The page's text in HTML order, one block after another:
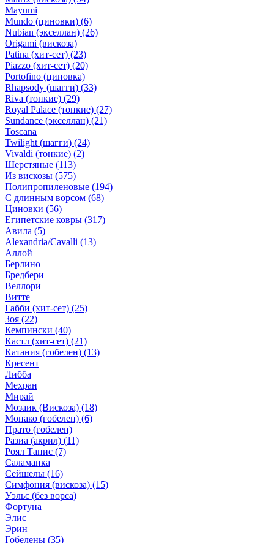
Mayumi
Mundo (циновки) (6)
Nubian (экселлан) (26)
Origami (вискоза)
Patina (хит-сет) (23)
Piazzo (хит-сет) (20)
Portofino (циновка)
Rhapsody (шагги) (33)
Riva (тонкие) (29)
Royal Palace (тонкие) (27)
Sundance (экселлан) (21)
Toscana
Twilight (шагги) (24)
Vivaldi (тонкие) (2)
Шерстяные (113)
Из вискозы (575)
Полипропиленовые (194)
С длинным ворсом (68)
Циновки (56)
Египетские ковры (317)
Авила (5)
Alexandria/Cavalli (13)
Аллой
Берлино
Бредбери
Веллори
Витте
Габби (хит-сет) (25)
Зоя (22)
Кемпински (40)
Кастл (хит-сет) (21)
Катания (гобелен) (13)
Кресент
Либба
Мехран
Мирай
Мозаик (Вискоза) (18)
Монако (гобелен) (6)
Прато (гобелен)
Разиа (акрил) (11)
Роял Тапис (7)
Саламанка
Сейшелы (16)
Симфония (вискоза) (15)
Уэльс (без ворса)
Фортуна
Элис
Эрин
Гобелены (35)